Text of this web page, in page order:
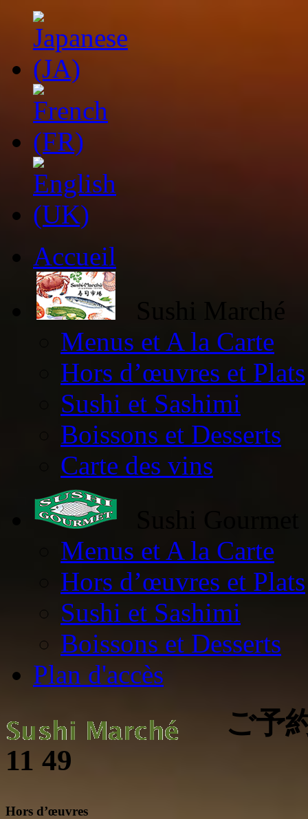
Accueil
Sushi Marché
Menus et A la Carte
Hors d’œuvres et Plats
Sushi et Sashimi
Boissons et Desserts
Carte des vins
Menus et A la Carte
Hors d’œuvres et Plats
Sushi et Sashimi
Boissons et Desserts
Plan d'accès
ご予約
11 49
Hors d’œuvres